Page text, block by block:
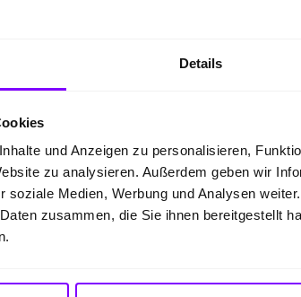
Details
und Anzeigen zu personalisieren,
zu analysieren. Außerdem geben wir
soziale Medien, Werbung und Analysen
zusammen, die Sie ihnen bereitgestellt
0800 - 283 444 533